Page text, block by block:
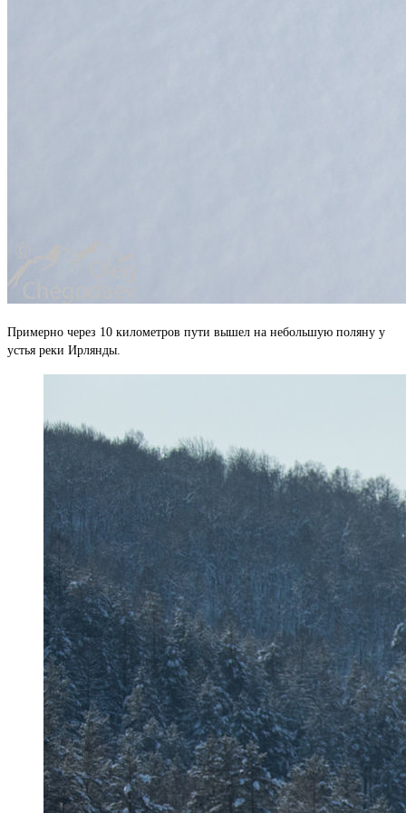
Примерно через 10 километров пути вышел на небольшую поляну у
устья реки Ирлянды.